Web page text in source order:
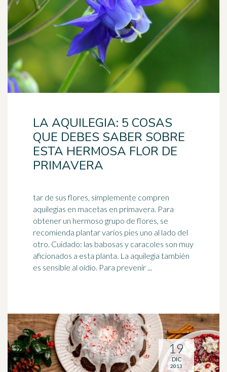
LA AQUILEGIA: 5 COSAS
QUE DEBES SABER SOBRE
ESTA HERMOSA FLOR DE
PRIMAVERA
tar de sus flores, simplemente compren
aquilegias en macetas en primavera. Para
obtener un hermoso grupo de flores, se
recomienda plantar varios pies uno al lado del
otro. Cuidado: las babosas y caracoles son muy
aficionados a esta planta. La aquilegia también
es sensible al oídio. Para prevenir ...
19
DIC
2013